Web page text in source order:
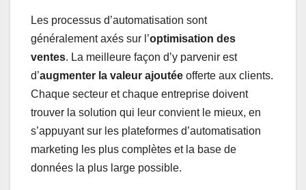
Les processus d’automatisation sont
généralement axés sur l’optimisation des
ventes. La meilleure façon d’y parvenir est
d’augmenter la valeur ajoutée offerte aux clients.
Chaque secteur et chaque entreprise doivent
trouver la solution qui leur convient le mieux, en
s’appuyant sur les plateformes d’automatisation
marketing les plus complètes et la base de
données la plus large possible.